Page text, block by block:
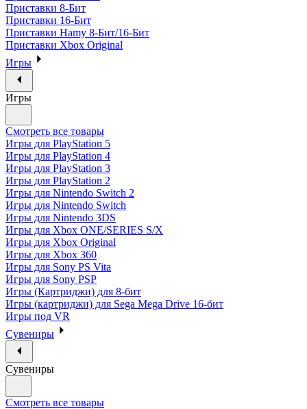
Приставки 8-Бит
Приставки 16-Бит
Приставки Hamy 8-Бит/16-Бит
Приставки Xbox Original
Игры
Игры
Смотреть все товары
Игры для PlayStation 5
Игры для PlayStation 4
Игры для PlayStation 3
Игры для PlayStation 2
Игры для Nintendo Switch 2
Игры для Nintendo Switch
Игры для Nintendo 3DS
Игры для Xbox ONE/SERIES S/X
Игры для Xbox Original
Игры для Xbox 360
Игры для Sony PS Vita
Игры для Sony PSP
Игры (Картриджи) для 8-бит
Игры (картриджи) для Sega Mega Drive 16-бит
Игры под VR
Сувениры
Сувениры
Смотреть все товары